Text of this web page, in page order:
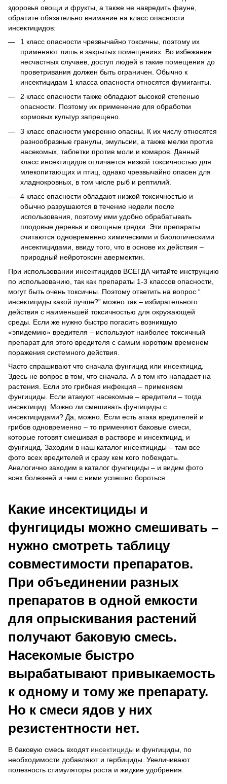
здоровья овощи и фрукты, а также не навредить фауне,
обратите обязательно внимание на класс опасности
инсектицидов:
1 класс опасности чрезвычайно токсичны, поэтому их
применяют лишь в закрытых помещениях. Во избежание
несчастных случаев, доступ людей в такие помещения до
проветривания должен быть ограничен. Обычно к
инсектицидам 1 класса опасности относятся фумиганты.
2 класс опасности также обладают высокой степенью
опасности. Поэтому их применение для обработки
кормовых культур запрещено.
3 класс опасности умеренно опасны. К их числу относятся
разнообразные гранулы, эмульсии, а также мелки против
насекомых, таблетки против моли и комаров. Данный
класс инсектицидов отличается низкой токсичностью для
млекопитающих и птиц, однако чрезвычайно опасен для
хладнокровных, в том числе рыб и рептилий.
4 класс опасности обладают низкой токсичностью и
обычно разрушаются в течение недели после
использования, поэтому ими удобно обрабатывать
плодовые деревья и овощные грядки. Эти препараты
считаются одновременно химическими и биологическими
инсектицидами, ввиду того, что в основе их действия –
природный нейротоксин авермектин.
При использовании инсектицидов ВСЕГДА читайте инструкцию
по использованию, так как препараты 1-3 классов опасности,
могут быть очень токсичны. Поэтому ответить на вопрос “
инсектициды какой лучше?” можно так – избирательного
действия с наименьшей токсичностью для окружающей
среды. Если же нужно быстро погасить возникшую
«эпидемию» вредителя – используют наиболее токсичный
препарат для этого вредителя с самым коротким временем
поражения системного действия.
Часто спрашивают что сначала фунгицид или инсектицид.
Здесь не вопрос в том, что сначала. А в том кто нападает на
растения. Если это грибная инфекция – применяем
фунгициды. Если атакуют насекомые – вредители – тогда
инсектицид. Можно ли смешивать фунгициды с
инсектицидами? Да, можно. Если есть атака вредителей и
грибов одновременно – то применяют баковые смеси,
которые готовят смешивая в растворе и инсектицид, и
фунгицид. Заходим в наш каталог инсектициды – там все
фото всех вредителей и сразу кем кого побеждать.
Аналогично заходим в каталог фунгициды – и видим фото
всех болезней и чем с ними успешно бороться.
Какие инсектициды и
фунгициды можно смешивать –
нужно смотреть таблицу
совместимости препаратов.
При объединении разных
препаратов в одной емкости
для опрыскивания растений
получают баковую смесь.
Насекомые быстро
вырабатывают привыкаемость
к одному и тому же препарату.
Но к смеси ядов у них
резистентности нет.
В баковую смесь входят инсектициды и фунгициды, по
необходимости добавляют и гербициды. Увеличивают
полезность стимуляторы роста и жидкие удобрения.